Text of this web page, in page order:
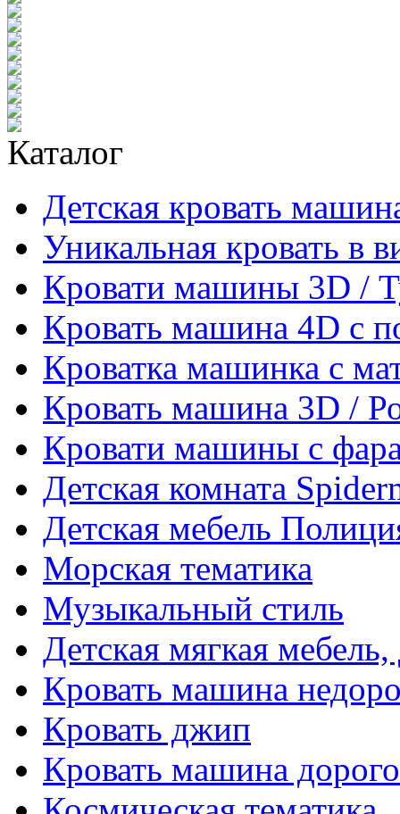
Каталог
Детская кровать
Уникальная кровать в
Кровати машины 3D /
Кровать машина 4D с
Кроватка машинка с
Кровать машина 3D /
Кровати машины с
Детская комната
Детская мебель
Морская тематика
Музыкальный стиль
Детская мягкая
Кровать машина
Кровать джип
Кровать машина дорого